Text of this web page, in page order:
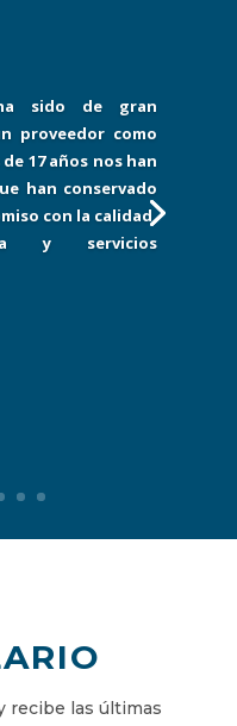
ha sido de gran
proveedor como
de 17 años nos han
han conservado
con la calidad,
y servicios
recibe las últimas